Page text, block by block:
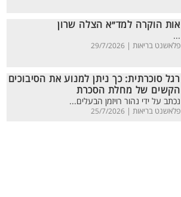
אות הוקרה למד״א הצלה שרון
...
פלאשנט בריאות | 29/7/2026
רגל סוכרתית: כך ניתן למנוע את הסיבוכים
הקשים של מחלת הסכרת
נכתב על ידי נהור רויזמן הבעלים...
פלאשנט בריאות | 25/7/2026